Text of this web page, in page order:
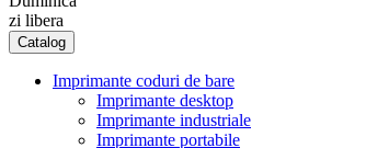
zi libera
Catalog
Imprimante coduri de bare
Imprimante desktop
Imprimante industriale
Imprimante portabile